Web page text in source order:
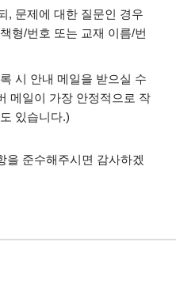
, 문제에 대한 질문인 경우
형/번호 또는 교재 이름/번
시 안내 메일을 받으실 수
메일이 가장 안정적으로 작
있습니다.)
준수해주시면 감사하겠